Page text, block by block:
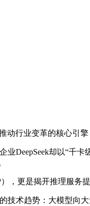
行业变革的核心引擎
DeepSeek却以“千
更是揭开推理服务
术趋势：大模型向